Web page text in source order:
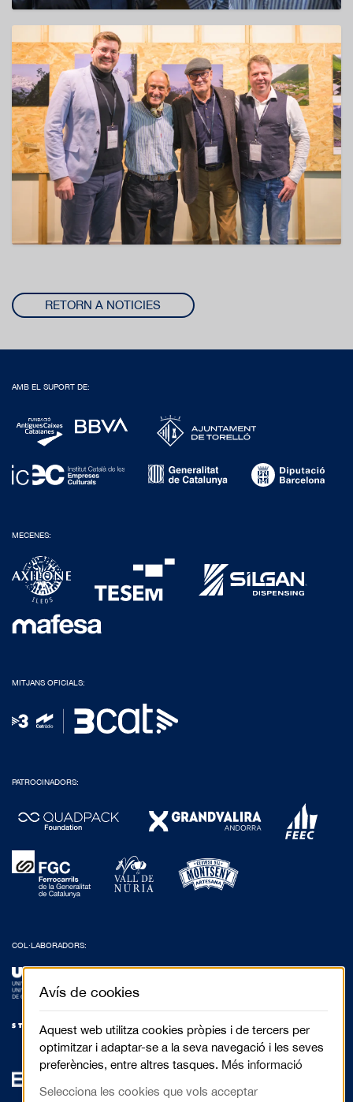
RETORN A NOTICIES
AMB EL SUPORT DE:
MECENES:
MITJANS OFICIALS:
PATROCINADORS:
COL·LABORADORS:
Avís de cookies
Aquest web utilitza cookies pròpies i de tercers per
optimitzar i adaptar-se a la seva navegació i les seves
preferències, entre altres tasques. Més informació
Selecciona les cookies que vols acceptar